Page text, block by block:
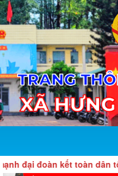
đại đoàn kết toàn dân